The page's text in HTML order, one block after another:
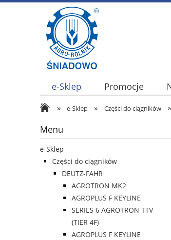
e-Sklep Promocje
» e-Sklep » Części do ciągników »
Menu
e-Sklep
Części do ciągników
DEUTZ-FAHR
AGROTRON MK2
AGROPLUS F KEYLINE
SERIES 6 AGROTRON TTV
(TIER 4F)
AGROPLUS F KEYLINE